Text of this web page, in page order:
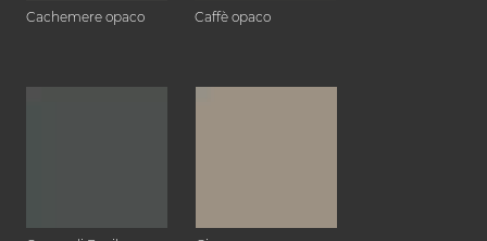
Cachemere opaco Caffè opaco